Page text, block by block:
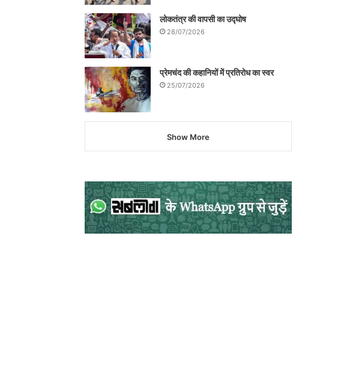
लोकतंत्र की वापसी का उद्घोष
28/07/2026
प्रेमचंद की कहानियों में प्रतिरोध का स्वर
25/07/2026
Show More